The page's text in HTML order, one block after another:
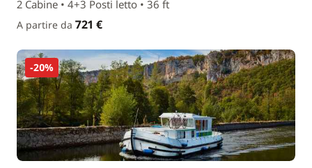
2 Cabine • 4+3 Posti letto • 36 ft
A partire da 721 €
-20%